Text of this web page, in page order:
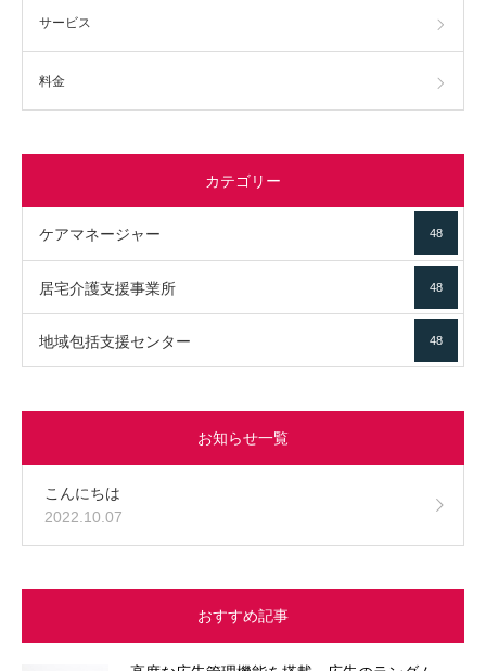
サービス
料金
カテゴリー
ケアマネージャー 48
居宅介護支援事業所 48
地域包括支援センター 48
お知らせ一覧
こんにちは
2022.10.07
おすすめ記事